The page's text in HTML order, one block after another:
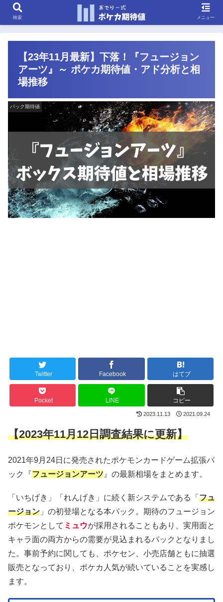
【23年11月最新】下落！『フュージョン
アーツ』～ ポケカ期待値・アド分析と相
場推移
パック期待値
Twitter Facebook はてブ
Pocket LINE コピー
2023.11.13 2021.09.24
【2023年11月12日調査結果に更新】
2021年9月24日に発売されたポケモンカードゲーム拡張パ
ック『フュージョンアーツ 』の最新相場をまとめます。
「いちげき」「れんげき」に続く新システムである「 フュ
ージョン 」の初登場となる本パック。期待のフュージョン
ポケモンとして ミュウが採用されることもあり、実用面と
キャラ面の両方からの需要が見込まれるパックとなりまし
た。事前予約に関しても、ポケセン、小売店舗ともに抽選
販売となっており、ポケカ人気が続いていることを実感し
ます。
検索 メニュー